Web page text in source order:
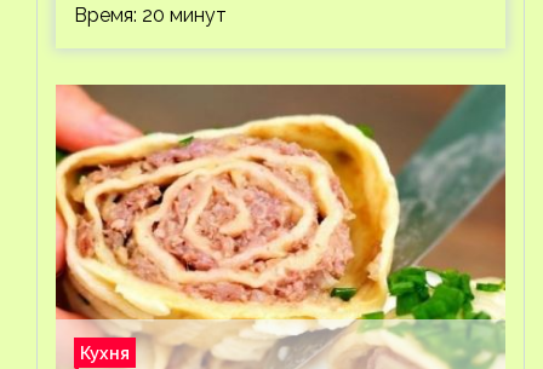
Время: 20 минут
Кухня